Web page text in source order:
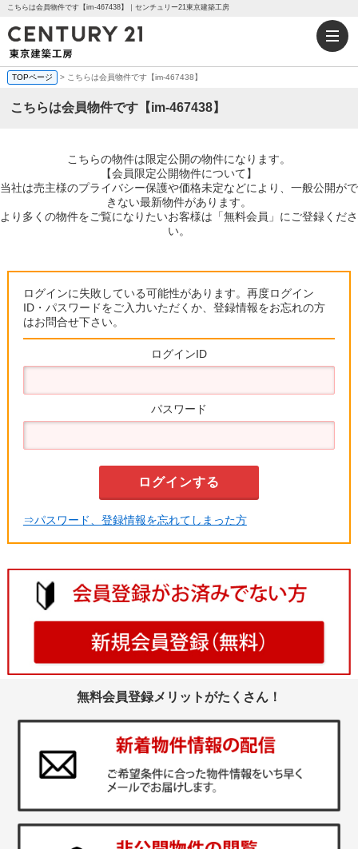
こちらは会員物件です【im-467438】｜センチュリー21東京建築工房
TOPページ > こちらは会員物件です【im-467438】
こちらは会員物件です【im-467438】
こちらの物件は限定公開の物件になります。
【会員限定公開物件について】
当社は売主様のプライバシー保護や価格未定などにより、一般公開がで
きない最新物件があります。
より多くの物件をご覧になりたいお客様は「無料会員」にご登録くださ
い。
ログインに失敗している可能性があります。再度ログイン
ID・パスワードをご入力いただくか、登録情報をお忘れの方
はお問合せ下さい。
ログインID
パスワード
⇒パスワード、登録情報を忘れてしまった方
無料会員登録メリットがたくさん！